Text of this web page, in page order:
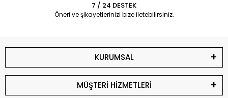
7 / 24 DESTEK
Öneri ve şikayetlerinizi bize iletebilirsiniz.
KURUMSAL
MÜŞTERİ HİZMETLERİ